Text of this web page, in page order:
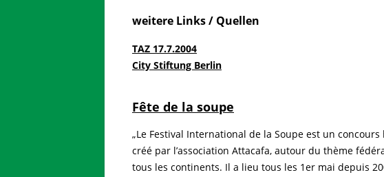
weitere Links / Quellen
TAZ 17.7.2004
City Stiftung Berlin
Fête de la soupe
„Le Festival International de la Soupe est un
créé par l’association Attacafa, autour du thème
tous les continents. Il a lieu tous les 1er mai depuis